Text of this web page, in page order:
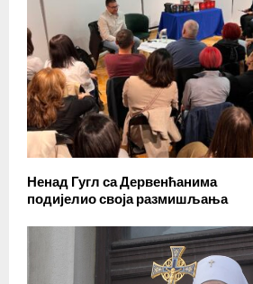
Ненад Гугл са Дервенћанима
подијелио своја размишљања